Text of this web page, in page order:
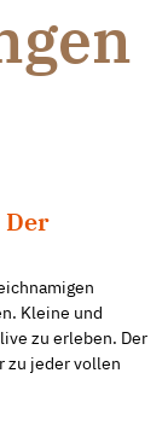
Der
Kleine und
zu erleben. Der
zu jeder vollen